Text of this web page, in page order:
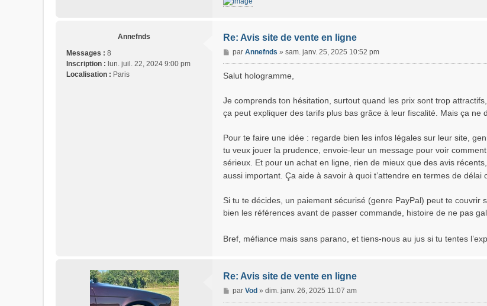
Annefnds
Messages : 8
Inscription : lun. juil. 22, 2024 9:00 pm
Localisation : Paris
Re: Avis site de vente en ligne
M
e
s
g
e
par Annefnds » sam. janv. 25, 2025 10:52 pm
Salut hologramme,
Je comprends ton hésitation, surtout quand les prix sont trop
ça peut expliquer des tarifs plus bas grâce à leur fiscalité. Mais ça ne
Pour te faire une idée : regarde bien les infos légales sur leur site,
tu veux jouer la prudence, envoie-leur un message pour voir
sérieux. Et pour un achat en ligne, rien de mieux que des avis
aussi important. Ça aide à savoir à quoi t’attendre en termes de délai
Si tu te décides, un paiement sécurisé (genre PayPal) peut te
bien les références avant de passer commande, histoire de ne pas
Bref, méfiance mais sans parano, et tiens-nous au jus si tu tentes
Re: Avis site de vente en ligne
M
e
par Vod » dim. janv. 26, 2025 11:07 am